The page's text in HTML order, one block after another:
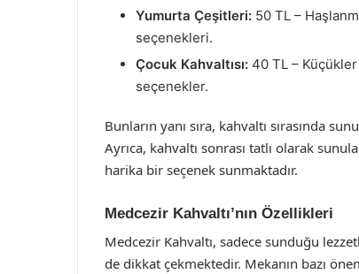
Yumurta Çeşitleri: 50 TL –
seçenekleri.
Çocuk Kahvaltısı: 40 TL –
seçenekler.
Bunların yanı sıra, kahvaltı sırasında
Ayrıca, kahvaltı sonrası tatlı olarak
harika bir seçenek sunmaktadır.
Medcezir Kahvaltı’nın Özellikleri
Medcezir Kahvaltı, sadece sunduğu
de dikkat çekmektedir. Mekanın bazı